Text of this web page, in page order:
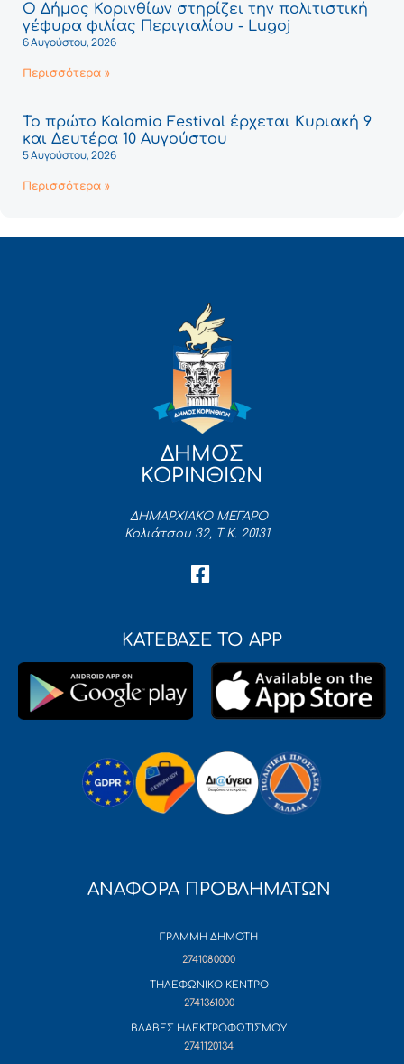
Ο Δήμος Κορινθίων στηρίζει την πολιτιστική
γέφυρα φιλίας Περιγιαλίου - Lugoj
6 Αυγούστου, 2026
Περισσότερα »
Το πρώτο Kalamia Festival έρχεται Κυριακή 9
και Δευτέρα 10 Αυγούστου
5 Αυγούστου, 2026
Περισσότερα »
ΔΗΜΟΣ
ΚΟΡΙΝΘΙΩΝ
ΔΗΜΑΡΧΙΑΚΟ ΜΕΓΑΡΟ
Κολιάτσου 32, Τ.Κ. 20131
ΚΑΤΕΒΑΣΕ ΤΟ APP
ΑΝΑΦΟΡΑ ΠΡΟΒΛΗΜΑΤΩΝ
ΓΡΑΜΜΗ ΔΗΜΟΤΗ
2741080000
ΤΗΛΕΦΩΝΙΚΟ ΚΕΝΤΡΟ
2741361000
ΒΛΑΒΕΣ ΗΛΕΚΤΡΟΦΩΤΙΣΜΟΥ
2741120134